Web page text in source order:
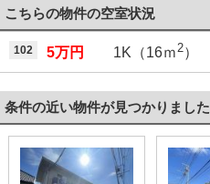
こちらの物件の空室状況
102 5万円 1K（16ｍ 2）
条件の近い物件が見つかりました